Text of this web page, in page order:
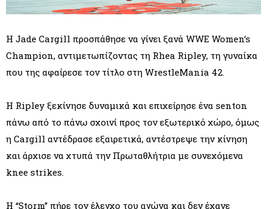
Η Jade Cargill προσπάθησε να γίνει ξανά WWE Women’s
Champion, αντιμετωπίζοντας τη Rhea Ripley, τη γυναίκα
που της αφαίρεσε τον τίτλο στη WrestleMania 42.
Η Ripley ξεκίνησε δυναμικά και επιχείρησε ένα senton
πάνω από το πάνω σχοινί προς τον εξωτερικό χώρο, όμως
η Cargill αντέδρασε εξαιρετικά, αντέστρεψε την κίνηση
και άρχισε να χτυπά την Πρωταθλήτρια με συνεχόμενα
knee strikes.
Η “Storm” πήρε τον έλεγχο του αγώνα και δεν έχανε